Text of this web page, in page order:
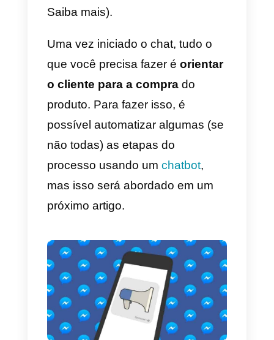
a sua empresa não possua um
site, caso elanão esteja
otimizada para conversões
caso você queira usar o
seu principal canal de vendas.
Nesta parte do artigo, vamos nos
concentrar em como você pode
iniciados pelo Messenger com
clientes em potencial,
especialmente graças ao uso de
anúncios que apresentam